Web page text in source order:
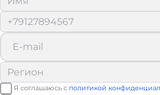
Я соглашаюсь с политикой